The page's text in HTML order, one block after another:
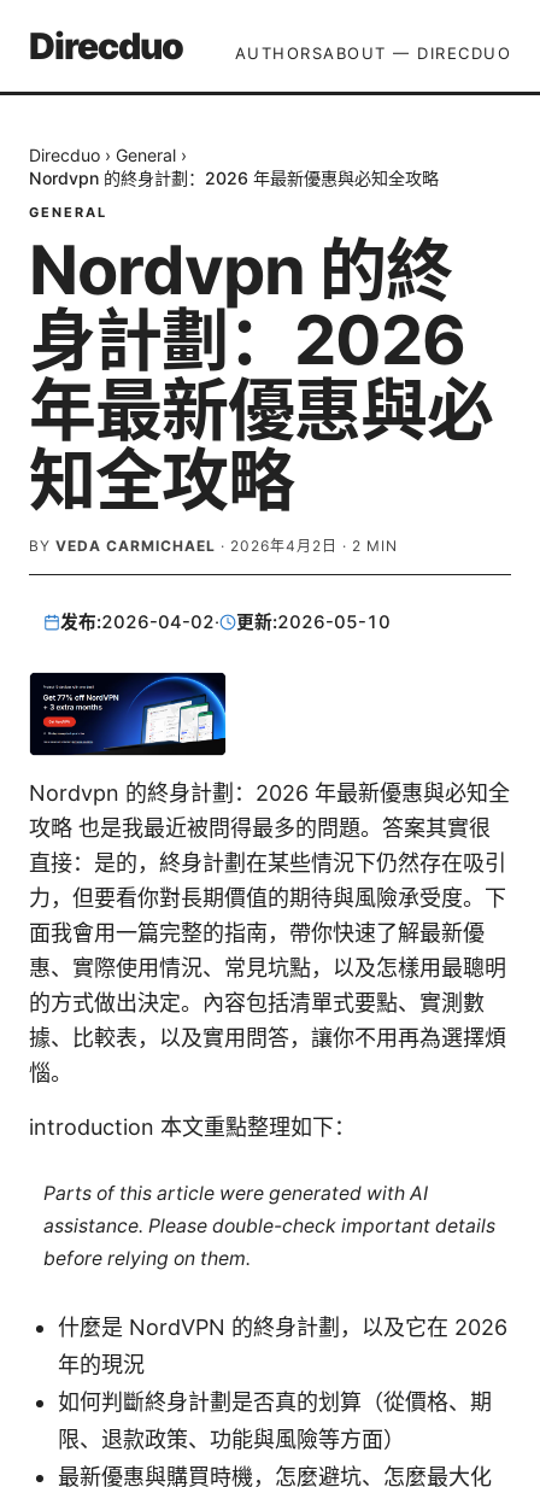
Direcduo AUTHORSABOUT — DIRECDUO
Direcduo › General ›
Nordvpn 的終身計劃：2026 年最新優惠與必知全攻略
GENERAL
Nordvpn 的終
身計劃：2026
年最新優惠與必
知全攻略
BY VEDA CARMICHAEL · 2026年4月2日 · 2 MIN
发布:2026-04-02· 更新:2026-05-10
Nordvpn 的終身計劃：2026 年最新優惠與必知全
攻略 也是我最近被問得最多的問題。答案其實很
直接：是的，終身計劃在某些情況下仍然存在吸引
力，但要看你對長期價值的期待與風險承受度。下
面我會用一篇完整的指南，帶你快速了解最新優
惠、實際使用情況、常見坑點，以及怎樣用最聰明
的方式做出決定。內容包括清單式要點、實測數
據、比較表，以及實用問答，讓你不用再為選擇煩
惱。
introduction 本文重點整理如下：
Parts of this article were generated with AI
assistance. Please double-check important details
before relying on them.
什麼是 NordVPN 的終身計劃，以及它在 2026
年的現況
如何判斷終身計劃是否真的划算（從價格、期
限、退款政策、功能與風險等方面）
最新優惠與購買時機，怎麼避坑、怎麼最大化